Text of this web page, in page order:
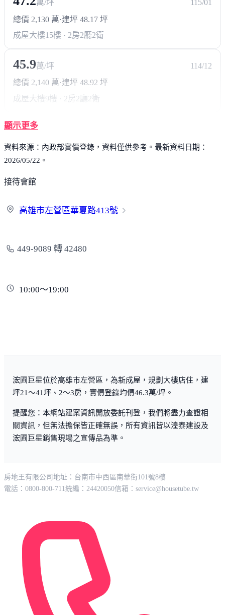
萬/坪
115/01
總價 2,130 萬·建坪 48.17 坪
成屋大樓15樓 · 2房2廳2衛
45.9萬/坪
114/12
總價 2,140 萬 ·建坪 48.92 坪
成屋大樓9樓 · 2房2廳2衛
顯示更多
資料來源：內政部實價登錄，資料僅供參考。最新資料日期：
2026/05/22。
接待會館
高雄市左營區華夏路413號
449-9089 轉 42480
10:00～19:00
浤圃巨星位於高雄市左營區，為新成屋，規劃大樓店住，建
坪21～41坪、2～3房，實價登錄均價46.3萬/坪。
提醒您：本網站建案資訊開放委託刊登，我們將盡力查證相
關資訊，但無法擔保皆正確無誤，所有資訊皆以湟泰建設及
浤圃巨星銷售現場之宣傳品為準。
房地王有限公司 地址：台南市中西區南華街101號8樓
電話：0800-800-711統編：24420050信箱： service@housetube.tw